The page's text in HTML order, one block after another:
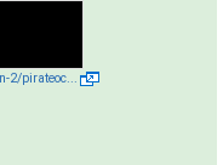
2/pirateoc...